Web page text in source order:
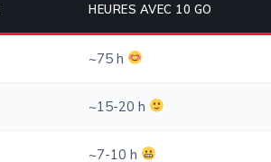
HEURES AVEC 10 GO
~75 h
~15-20 h
~7-10 h